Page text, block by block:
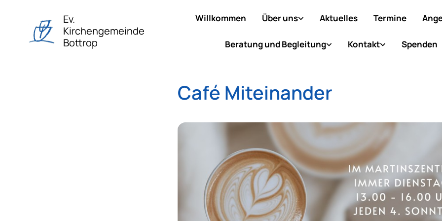
Ev.
Kirchengemeinde
Bottrop
Willkommen Über uns Aktuelles Termine
Beratung und Begleitung Kontakt Spenden
Café Miteinander